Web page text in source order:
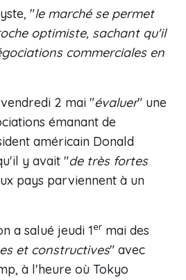
"le marché se permet
optimiste, sachant qu'il
commerciales en
2 mai "évaluer" une
émanant de
américain Donald
y avait "de très fortes
pays parviennent à un
a salué jeudi 1er mai des
et constructives" avec
à l'heure où Tokyo